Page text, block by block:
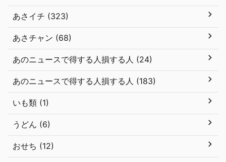
あさイチ (323)
あさチャン (68)
あのニュースで得する人損する人 (24)
あのニュースで得する人損する人 (183)
いも類 (1)
うどん (6)
おせち (12)